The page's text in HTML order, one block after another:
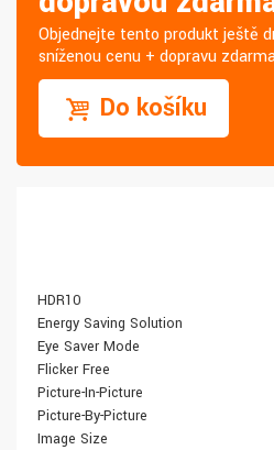
Objednejte tento produkt ještě
sníženou cenu + dopravu
Do košíku
HDR10
Energy Saving Solution
Eye Saver Mode
Flicker Free
Picture-In-Picture
Picture-By-Picture
Image Size